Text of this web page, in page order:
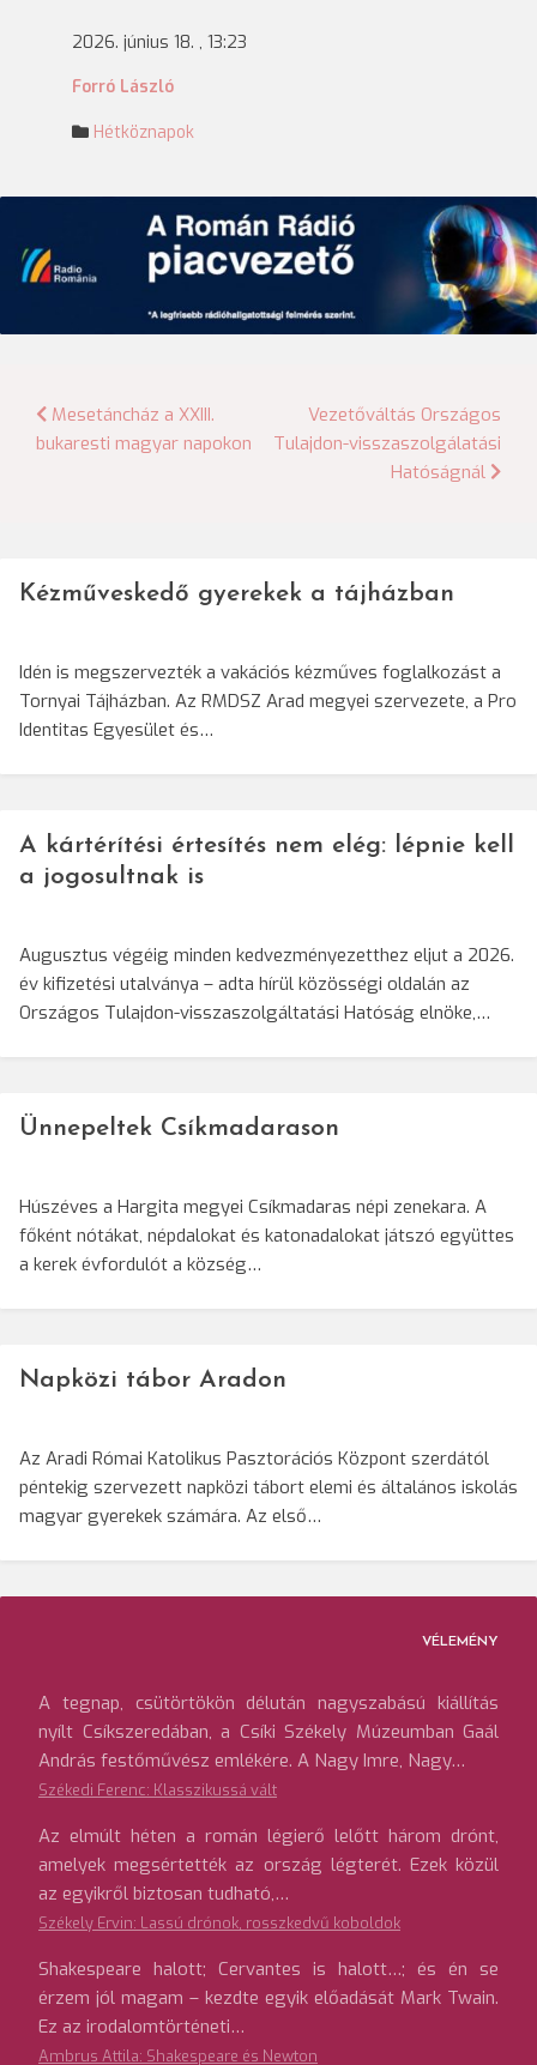
2026. június 18. , 13:23
Forró László
Hétköznapok
Bejegyzés
navigáció
Mesetáncház a XXIII.
bukaresti magyar napokon
Vezetőváltás Országos
Tulajdon-visszaszolgálatási
Hatóságnál
Kézműveskedő gyerekek a tájházban
Idén is megszervezték a vakációs kézműves foglalkozást a
Tornyai Tájházban. Az RMDSZ Arad megyei szervezete, a Pro
Identitas Egyesület és…
A kártérítési értesítés nem elég: lépnie kell
a jogosultnak is
Augusztus végéig minden kedvezményezetthez eljut a 2026.
év kifizetési utalványa – adta hírül közösségi oldalán az
Országos Tulajdon-visszaszolgáltatási Hatóság elnöke,…
Ünnepeltek Csíkmadarason
Húszéves a Hargita megyei Csíkmadaras népi zenekara. A
főként nótákat, népdalokat és katonadalokat játszó együttes
a kerek évfordulót a község…
Napközi tábor Aradon
Az Aradi Római Katolikus Pasztorációs Központ szerdától
péntekig szervezett napközi tábort elemi és általános iskolás
magyar gyerekek számára. Az első…
VÉLEMÉNY
A tegnap, csütörtökön délután nagyszabású kiállítás
nyílt Csíkszeredában, a Csíki Székely Múzeumban Gaál
András festőművész emlékére. A Nagy Imre, Nagy…
Székedi Ferenc: Klasszikussá vált
Az elmúlt héten a román légierő lelőtt három drónt,
amelyek megsértették az ország légterét. Ezek közül
az egyikről biztosan tudható,…
Székely Ervin: Lassú drónok, rosszkedvű koboldok
Shakespeare halott; Cervantes is halott…; és én se
érzem jól magam – kezdte egyik előadását Mark Twain.
Ez az irodalomtörténeti…
Ambrus Attila: Shakespeare és Newton